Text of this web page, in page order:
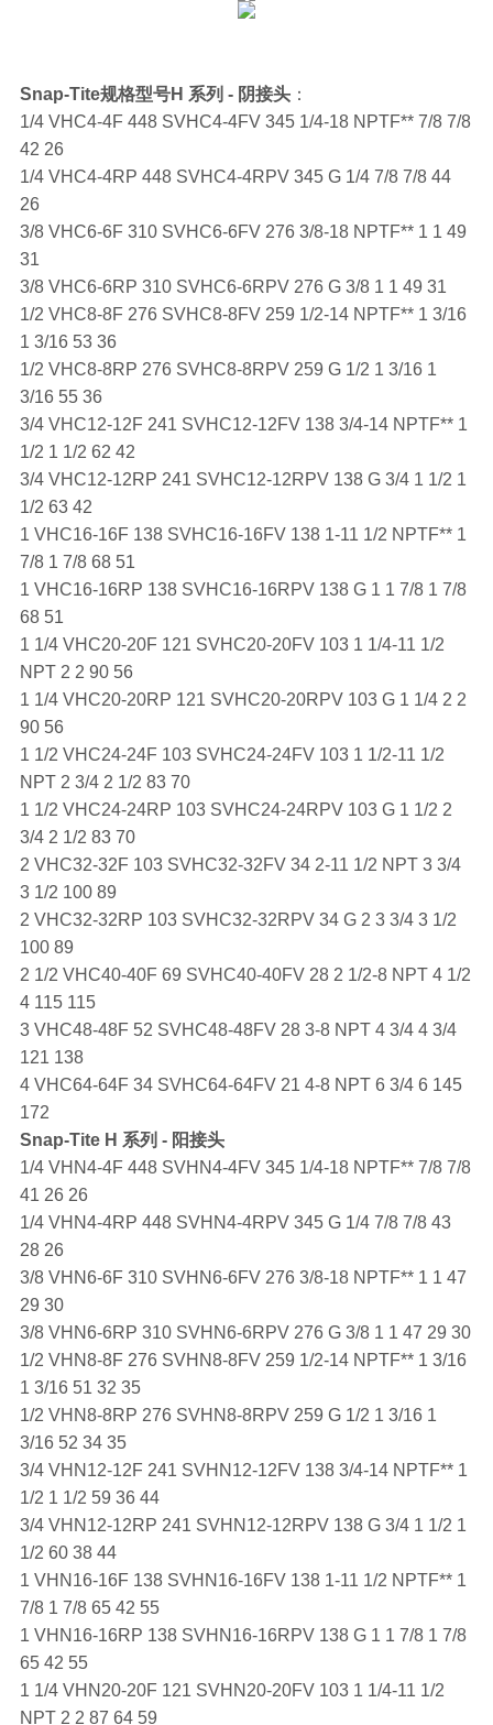
Snap-Tite规格型号H 系列 - 阴接头：
1/4 VHC4-4F 448 SVHC4-4FV 345 1/4-18 NPTF** 7/8 7/8
42 26
1/4 VHC4-4RP 448 SVHC4-4RPV 345 G 1/4 7/8 7/8 44
26
3/8 VHC6-6F 310 SVHC6-6FV 276 3/8-18 NPTF** 1 1 49
31
3/8 VHC6-6RP 310 SVHC6-6RPV 276 G 3/8 1 1 49 31
1/2 VHC8-8F 276 SVHC8-8FV 259 1/2-14 NPTF** 1 3/16
1 3/16 53 36
1/2 VHC8-8RP 276 SVHC8-8RPV 259 G 1/2 1 3/16 1
3/16 55 36
3/4 VHC12-12F 241 SVHC12-12FV 138 3/4-14 NPTF** 1
1/2 1 1/2 62 42
3/4 VHC12-12RP 241 SVHC12-12RPV 138 G 3/4 1 1/2 1
1/2 63 42
1 VHC16-16F 138 SVHC16-16FV 138 1-11 1/2 NPTF** 1
7/8 1 7/8 68 51
1 VHC16-16RP 138 SVHC16-16RPV 138 G 1 1 7/8 1 7/8
68 51
1 1/4 VHC20-20F 121 SVHC20-20FV 103 1 1/4-11 1/2
NPT 2 2 90 56
1 1/4 VHC20-20RP 121 SVHC20-20RPV 103 G 1 1/4 2 2
90 56
1 1/2 VHC24-24F 103 SVHC24-24FV 103 1 1/2-11 1/2
NPT 2 3/4 2 1/2 83 70
1 1/2 VHC24-24RP 103 SVHC24-24RPV 103 G 1 1/2 2
3/4 2 1/2 83 70
2 VHC32-32F 103 SVHC32-32FV 34 2-11 1/2 NPT 3 3/4
3 1/2 100 89
2 VHC32-32RP 103 SVHC32-32RPV 34 G 2 3 3/4 3 1/2
100 89
2 1/2 VHC40-40F 69 SVHC40-40FV 28 2 1/2-8 NPT 4 1/2
4 115 115
3 VHC48-48F 52 SVHC48-48FV 28 3-8 NPT 4 3/4 4 3/4
121 138
4 VHC64-64F 34 SVHC64-64FV 21 4-8 NPT 6 3/4 6 145
172
Snap-Tite H 系列 - 阳接头
1/4 VHN4-4F 448 SVHN4-4FV 345 1/4-18 NPTF** 7/8 7/8
41 26 26
1/4 VHN4-4RP 448 SVHN4-4RPV 345 G 1/4 7/8 7/8 43
28 26
3/8 VHN6-6F 310 SVHN6-6FV 276 3/8-18 NPTF** 1 1 47
29 30
3/8 VHN6-6RP 310 SVHN6-6RPV 276 G 3/8 1 1 47 29 30
1/2 VHN8-8F 276 SVHN8-8FV 259 1/2-14 NPTF** 1 3/16
1 3/16 51 32 35
1/2 VHN8-8RP 276 SVHN8-8RPV 259 G 1/2 1 3/16 1
3/16 52 34 35
3/4 VHN12-12F 241 SVHN12-12FV 138 3/4-14 NPTF** 1
1/2 1 1/2 59 36 44
3/4 VHN12-12RP 241 SVHN12-12RPV 138 G 3/4 1 1/2 1
1/2 60 38 44
1 VHN16-16F 138 SVHN16-16FV 138 1-11 1/2 NPTF** 1
7/8 1 7/8 65 42 55
1 VHN16-16RP 138 SVHN16-16RPV 138 G 1 1 7/8 1 7/8
65 42 55
1 1/4 VHN20-20F 121 SVHN20-20FV 103 1 1/4-11 1/2
NPT 2 2 87 64 59